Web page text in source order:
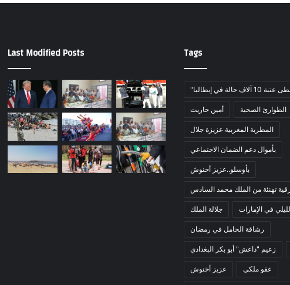
Last Modified Posts Tags
حالة في إيطاليا
أمين حاريت الطوارئ الصحية
المطربة المغربية عزيزة جلال
بأموال دعم الضمان الاجتماعي
بأوسلو..عزيز أخنوش
تهنئة من الملك محمد السادس
جلالة الملك في الإمارات
رشاقة الحامل في رمضان
زعيم "داعش" أبو بكر البغدادي
عزيز أخنوش عفو ملكي